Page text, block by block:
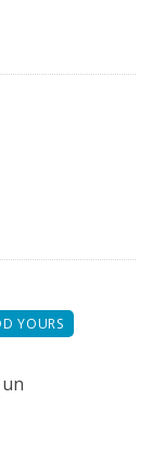
YOURS